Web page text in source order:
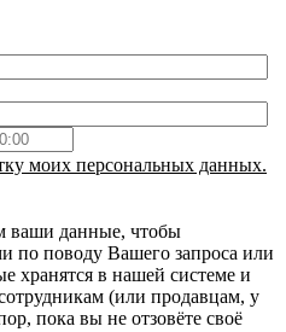
моих персональных данных.
ваши данные, чтобы
по поводу Вашего запроса или
хранятся в нашей системе и
(или продавцам, у
пока вы не отзовёте своё